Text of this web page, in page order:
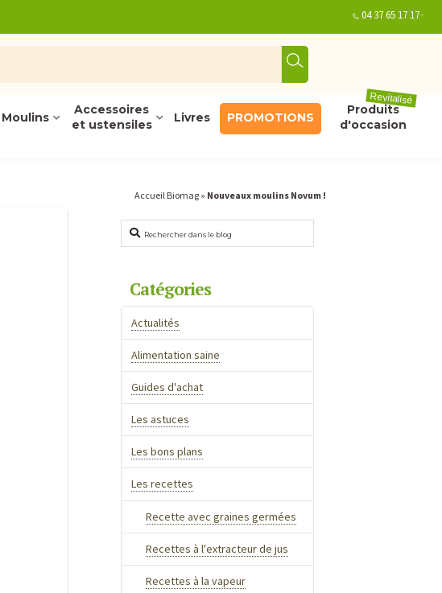
04 37 65 17 17
Moulins
Accessoires
et ustensiles
Livres PROMOTIONS
Produits
d'occasion
Revitalisé
Accueil Biomag » Nouveaux moulins Novum !
Rechercher
Catégories
Actualités
Alimentation saine
Guides d'achat
Les astuces
Les bons plans
Les recettes
Recette avec graines germées
Recettes à l'extracteur de jus
Recettes à la vapeur